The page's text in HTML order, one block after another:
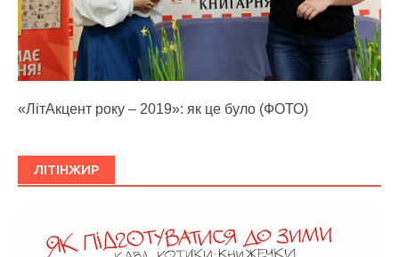
«ЛітАкцент року – 2019»: як це було (ФОТО)
ЛІТІНЖИР